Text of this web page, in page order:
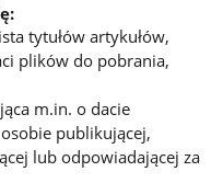
tytułów artykułów,
plików do pobrania,
m.in. o dacie
publikującej,
lub odpowiadającej za